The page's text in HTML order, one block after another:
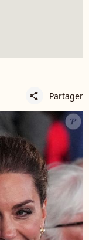
share Partager